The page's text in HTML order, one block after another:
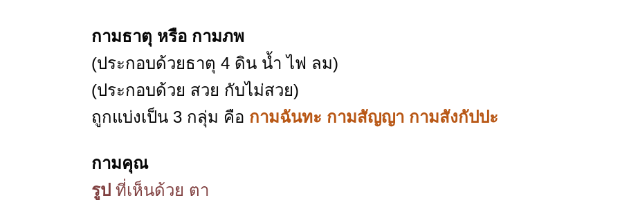
กามธาตุ หรือ กามภพ
(ประกอบด้วยธาตุ 4 ดิน น้ำ ไฟ ลม)
(ประกอบด้วย สวย กับไม่สวย)
ถูกแบ่งเป็น 3 กลุ่ม คือ กามฉันทะ กามสัญญา กามสังกัปปะ
กามคุณ
รูป ที่เห็นด้วย ตา